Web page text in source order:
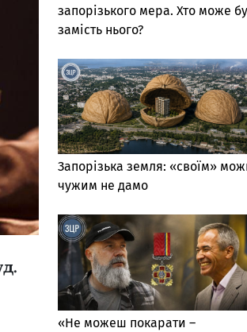
запорізького мера. Хто може
замість нього?
Запорізька земля: «своїм»
чужим не дамо
«Не можеш покарати –